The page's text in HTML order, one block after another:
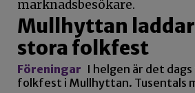
Mullhyttan
stora folkfest
Föreningar I helgen är det
folkfest i Mullhyttan. Tusentals